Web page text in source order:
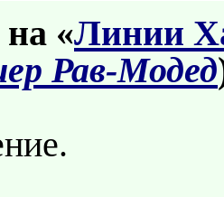
«Линии
Рав-Модед